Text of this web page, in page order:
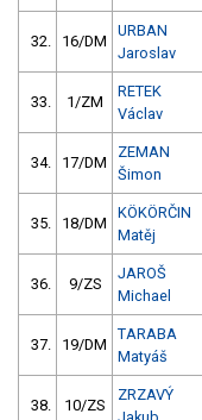
32. 16/DM
URBAN
Jaroslav
33. 1/ZM
RETEK
Václav
34. 17/DM
ZEMAN
Šimon
35. 18/DM
KÖKÖRČIN
Matěj
36. 9/ZS
JAROŠ
Michael
37. 19/DM
TARABA
Matyáš
38. 10/ZS
ZRZAVÝ